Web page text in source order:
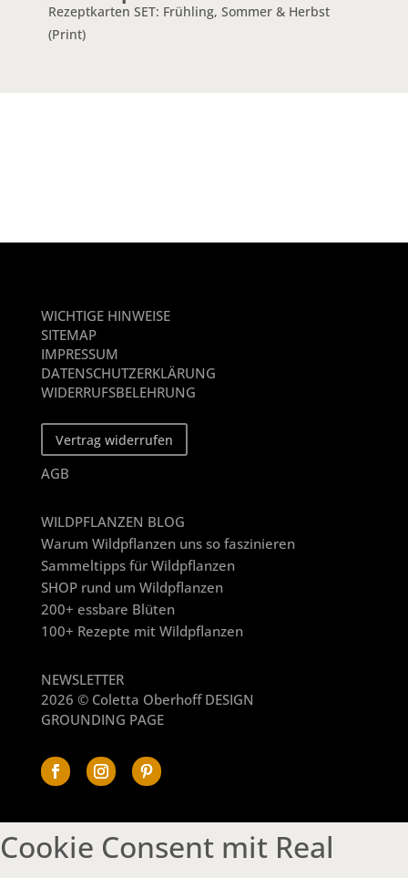
Rezeptkarten SET: Frühling, Sommer & Herbst
(Print)
WICHTIGE HINWEISE
SITEMAP
IMPRESSUM
DATENSCHUTZERKLÄRUNG
WIDERRUFSBELEHRUNG
Vertrag widerrufen
AGB
WILDPFLANZEN BLOG
Warum Wildpflanzen uns so faszinieren
Sammeltipps für Wildpflanzen
SHOP rund um Wildpflanzen
200+ essbare Blüten
100+ Rezepte mit Wildpflanzen
NEWSLETTER
2026 © Coletta Oberhoff DESIGN
GROUNDING PAGE
Cookie Consent mit Real